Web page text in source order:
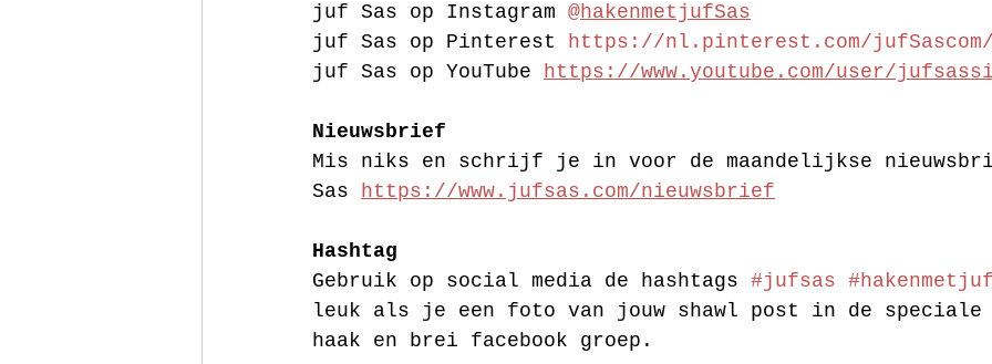
juf Sas op Instagram @hakenmetjufSas
juf Sas op Pinterest https://nl.pinterest.com/
juf Sas op YouTube https://www.youtube.com/user/
Nieuwsbrief
Mis niks en schrijf je in voor de maandelijkse
Sas https://www.jufsas.com/nieuwsbrief
Hashtag
Gebruik op social media de hashtags #jufsas
leuk als je een foto van jouw shawl post in de
haak en brei facebook groep.